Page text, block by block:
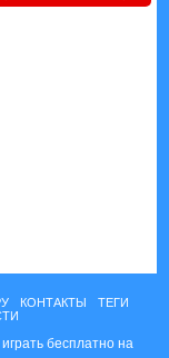
КОНТАКТЫ
ТЕГИ
бесплатно на